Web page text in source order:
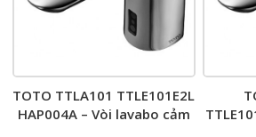
TOTO TTLA101 TTLE101E2L
HAP004A – Vòi lavabo cảm